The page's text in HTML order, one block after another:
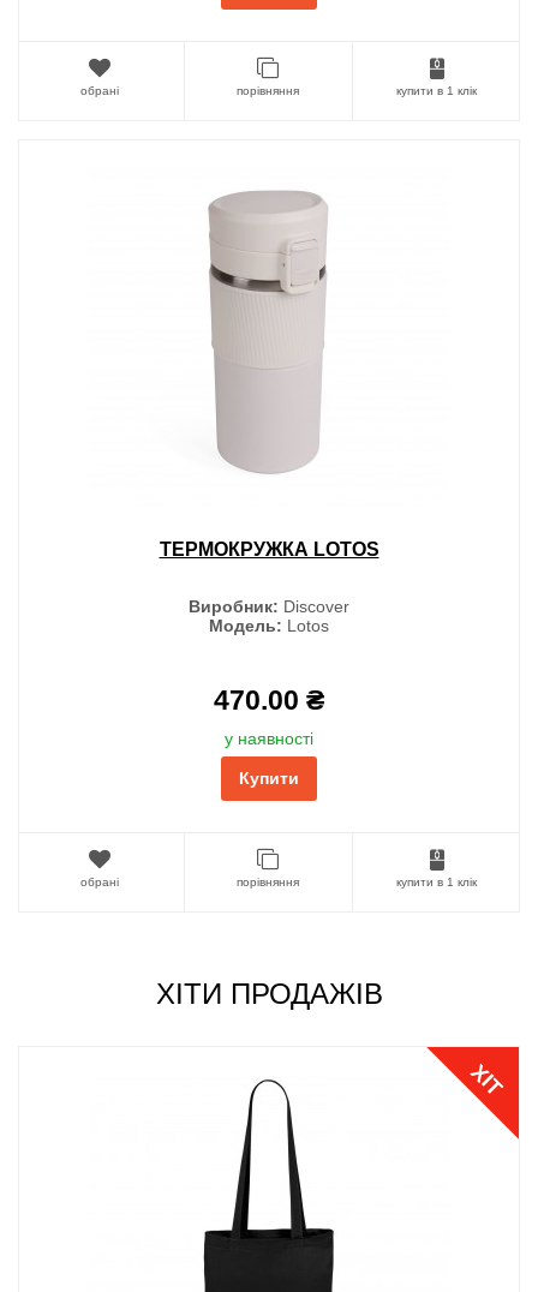
обрані порівняння купити в 1 клік
ТЕРМОКРУЖКА LOTOS
Виробник: Discover
Модель: Lotos
470.00 ₴
у наявності
Купити
обрані порівняння купити в 1 клік
ХІТИ ПРОДАЖІВ
ХІТ